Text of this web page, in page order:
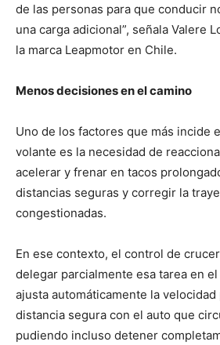
de las personas para que conducir
una carga adicional”, señala Valere
la marca Leapmotor en Chile.
Menos decisiones en el camino
Uno de los factores que más incide
volante es la necesidad de
acelerar y frenar en tacos
distancias seguras y corregir la
congestionadas.
En ese contexto, el control de
delegar parcialmente esa tarea en
ajusta automáticamente la
distancia segura con el auto que
pudiendo incluso detener